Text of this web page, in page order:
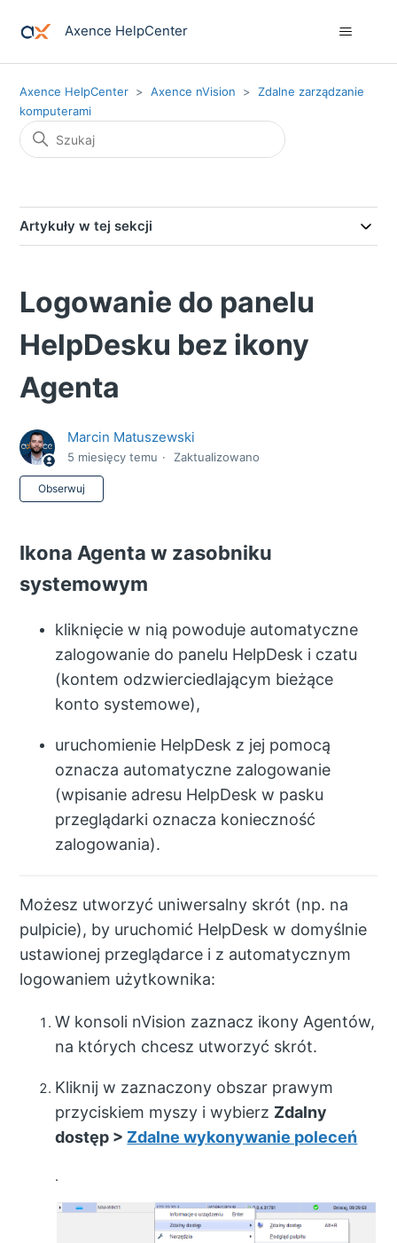
Axence HelpCenter
Axence HelpCenter Axence nVision
Zdalne zarządzanie
komputerami
Artykuły w tej sekcji
Logowanie do panelu
HelpDesku bez ikony
Agenta
Marcin Matuszewski
5 miesięcy temu Zaktualizowano
Obserwuj
Ikona Agenta w zasobniku
systemowym
kliknięcie w nią powoduje automatyczne
zalogowanie do panelu HelpDesk i czatu
(kontem odzwierciedlającym bieżące
konto systemowe),
uruchomienie HelpDesk z jej pomocą
oznacza automatyczne zalogowanie
(wpisanie adresu HelpDesk w pasku
przeglądarki oznacza konieczność
zalogowania).
Możesz utworzyć uniwersalny skrót (np. na
pulpicie), by uruchomić HelpDesk w domyślnie
ustawionej przeglądarce i z automatycznym
logowaniem użytkownika:
W konsoli nVision zaznacz ikony Agentów,
na których chcesz utworzyć skrót.
Kliknij w zaznaczony obszar prawym
przyciskiem myszy i wybierz Zdalny
dostęp > Zdalne wykonywanie poleceń
.